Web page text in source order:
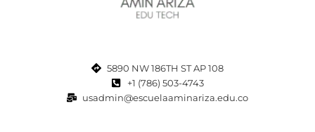
5890 NW 186TH ST AP 108
+1 (786) 503-4743
usadmin@escuelaaminariza.edu.co